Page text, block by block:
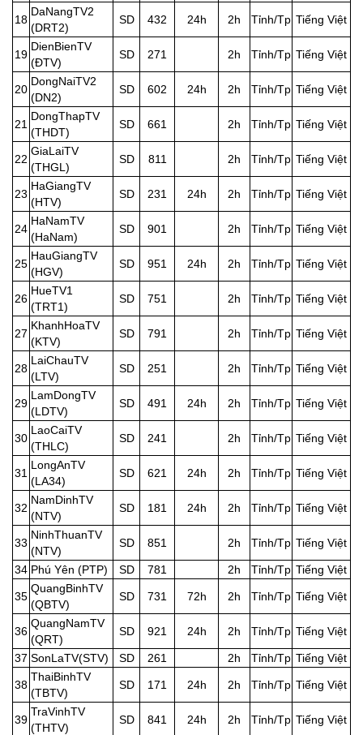
18
DaNangTV2
(DRT2)
SD 432 24h 2h Tỉnh/Tp Tiếng Việt
19
DienBienTV
(ĐTV)
SD 271 2h Tỉnh/Tp Tiếng Việt
20
DongNaiTV2
(DN2)
SD 602 24h 2h Tỉnh/Tp Tiếng Việt
21
DongThapTV
(THDT)
SD 661 2h Tỉnh/Tp Tiếng Việt
22
GiaLaiTV
(THGL)
SD 811 2h Tỉnh/Tp Tiếng Việt
23
HaGiangTV
(HTV)
SD 231 24h 2h Tỉnh/Tp Tiếng Việt
24
HaNamTV
(HaNam)
SD 901 2h Tỉnh/Tp Tiếng Việt
25
HauGiangTV
(HGV)
SD 951 24h 2h Tỉnh/Tp Tiếng Việt
26
HueTV1
(TRT1)
SD 751 2h Tỉnh/Tp Tiếng Việt
27
KhanhHoaTV
(KTV)
SD 791 2h Tỉnh/Tp Tiếng Việt
28
LaiChauTV
(LTV)
SD 251 2h Tỉnh/Tp Tiếng Việt
29
LamDongTV
(LDTV)
SD 491 24h 2h Tỉnh/Tp Tiếng Việt
30
LaoCaiTV
(THLC)
SD 241 2h Tỉnh/Tp Tiếng Việt
31
LongAnTV
(LA34)
SD 621 24h 2h Tỉnh/Tp Tiếng Việt
32
NamDinhTV
(NTV)
SD 181 24h 2h Tỉnh/Tp Tiếng Việt
33
NinhThuanTV
(NTV)
SD 851 2h Tỉnh/Tp Tiếng Việt
34 Phú Yên (PTP) SD 781 2h Tỉnh/Tp Tiếng Việt
35
QuangBinhTV
(QBTV)
SD 731 72h 2h Tỉnh/Tp Tiếng Việt
36
QuangNamTV
(QRT)
SD 921 24h 2h Tỉnh/Tp Tiếng Việt
37 SonLaTV(STV) SD 261 2h Tỉnh/Tp Tiếng Việt
38
ThaiBinhTV
(TBTV)
SD 171 24h 2h Tỉnh/Tp Tiếng Việt
39
TraVinhTV
(THTV)
SD 841 24h 2h Tỉnh/Tp Tiếng Việt